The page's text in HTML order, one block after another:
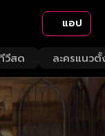
แอป
วีสด ละครแนวตั้